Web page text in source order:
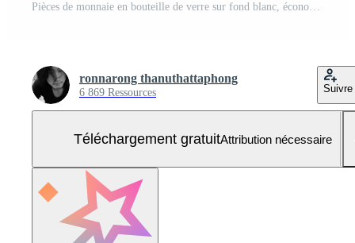
Pièces de monnaie en bouteille de verre sur fond blanc, économiser de l'argent pour l'avenir Photo Gratuite
ronnarong thanuthattaphong
6 869 Ressources Suivre
Téléchargement gratuitAttribution nécessaire